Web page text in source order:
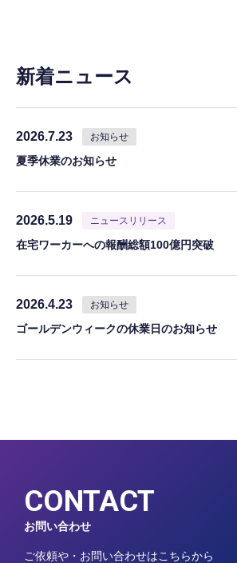
新着ニュース
2026.7.23 お知らせ
夏季休業のお知らせ
2026.5.19 ニュースリリース
在宅ワーカーへの報酬総額100億円突破
2026.4.23 お知らせ
ゴールデンウィークの休業日のお知らせ
CONTACT
お問い合わせ
ご依頼や・お問い合わせはこちらから